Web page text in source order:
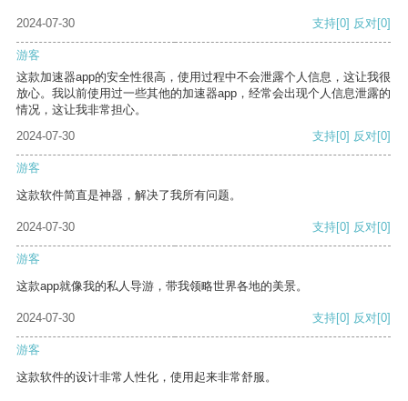
2024-07-30 支持[0] 反对[0]
游客
这款加速器app的安全性很高，使用过程中不会泄露个人信息，这让我很
放心。我以前使用过一些其他的加速器app，经常会出现个人信息泄露的
情况，这让我非常担心。
2024-07-30
支持[0] 反对[0]
游客
这款软件简直是神器，解决了我所有问题。
2024-07-30 支持[0] 反对[0]
游客
这款app就像我的私人导游，带我领略世界各地的美景。
2024-07-30 支持[0] 反对[0]
游客
这款软件的设计非常人性化，使用起来非常舒服。